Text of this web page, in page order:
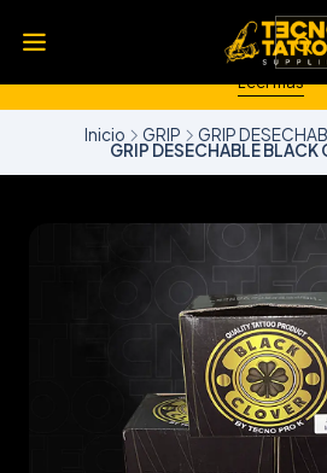
💥 Insumos, máquinas y tecnología de
necesitas para llevar tu arte al siguiente
Leer más
Inicio GRIP GRIP
GRIP DESECHABLE BLACK